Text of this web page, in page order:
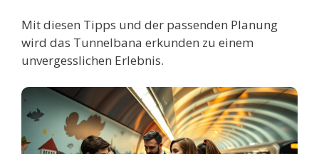
Mit diesen Tipps und der passenden Planung
wird das Tunnelbana erkunden zu einem
unvergesslichen Erlebnis.